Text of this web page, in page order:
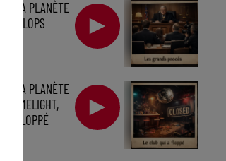
DE LA PLANÈTE
FLOPS
LA PLANÈTE
LIMELIGHT,
A FLOPPÉ